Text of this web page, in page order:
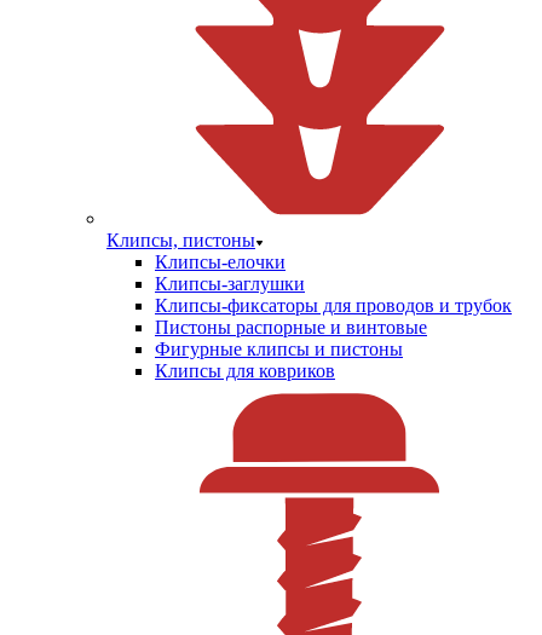
Клипсы, пистоны
Клипсы-елочки
Клипсы-заглушки
Клипсы-фиксаторы для проводов и трубок
Пистоны распорные и винтовые
Фигурные клипсы и пистоны
Клипсы для ковриков